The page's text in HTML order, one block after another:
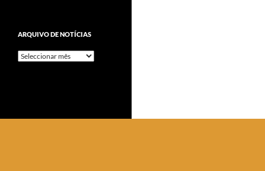
ARQUIVO DE NOTÍCIAS
Arquivo